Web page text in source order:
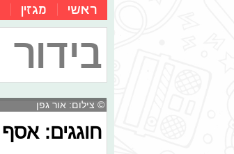
ראשי מגזין
בידור
© צילום: אור גפן
חוגגים: אסף